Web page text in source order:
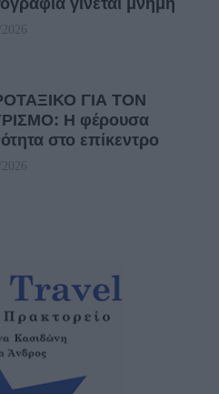
γίνεται μνήμη
2026
ΓΙΑ ΤΟΝ
Η φέρουσα
στο επίκεντρο
2026